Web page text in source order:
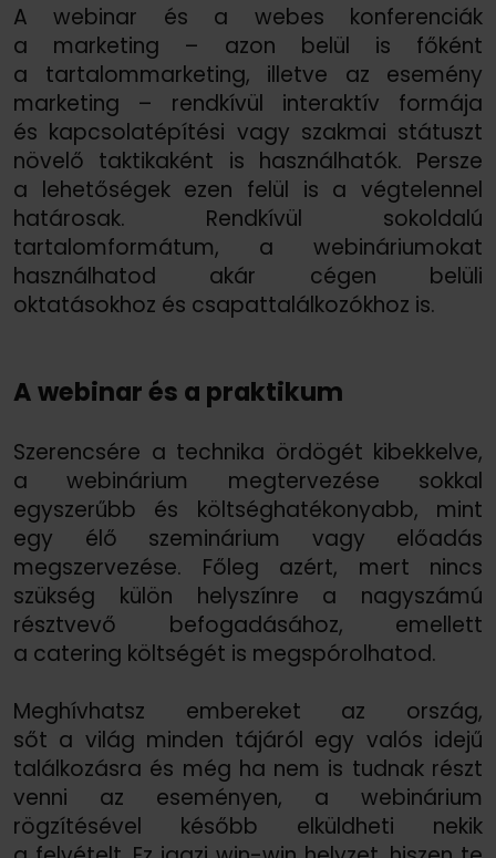
A webinar és a webes konferenciák
a marketing – azon belül is főként
a tartalommarketing, illetve az esemény
marketing – rendkívül interaktív formája
és kapcsolatépítési vagy szakmai státuszt
növelő taktikaként is használhatók. Persze
a lehetőségek ezen felül is a végtelennel
határosak. Rendkívül sokoldalú
tartalomformátum, a webináriumokat
használhatod akár cégen belüli
oktatásokhoz és csapattalálkozókhoz is.
A webinar és a praktikum
Szerencsére a technika ördögét kibekkelve,
a webinárium megtervezése sokkal
egyszerűbb és költséghatékonyabb, mint
egy élő szeminárium vagy előadás
megszervezése. Főleg azért, mert nincs
szükség külön helyszínre a nagyszámú
résztvevő befogadásához, emellett
a catering költségét is megspórolhatod.
Meghívhatsz embereket az ország,
sőt a világ minden tájáról egy valós idejű
találkozásra és még ha nem is tudnak részt
venni az eseményen, a webinárium
rögzítésével később elküldheti nekik